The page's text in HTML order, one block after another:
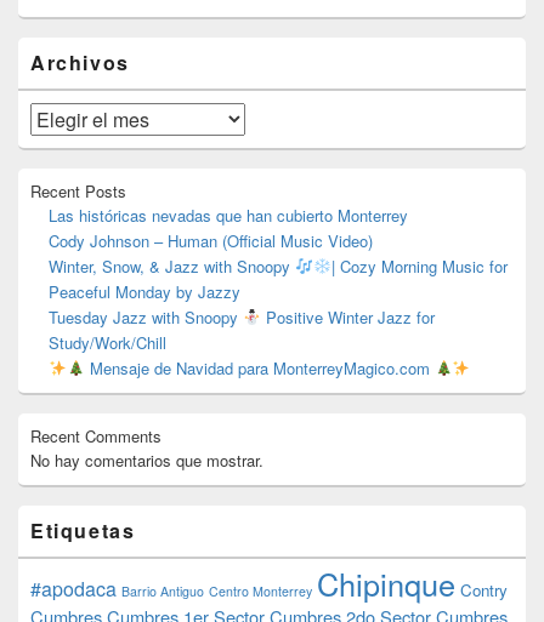
área
de
widget
barra
lateral
Archivos
Archivos
Recent Posts
Las históricas nevadas que han cubierto Monterrey
Cody Johnson – Human (Official Music Video)
Winter, Snow, & Jazz with Snoopy
| Cozy Morning Music for
Peaceful Monday by Jazzy
Tuesday Jazz with Snoopy
Positive Winter Jazz for
Study/Work/Chill
Mensaje de Navidad para MonterreyMagico.com
Recent Comments
No hay comentarios que mostrar.
Etiquetas
#apodaca Barrio Antiguo Centro Monterrey Chipinque Contry
CumbresCumbres 1er SectorCumbres 2do SectorCumbres